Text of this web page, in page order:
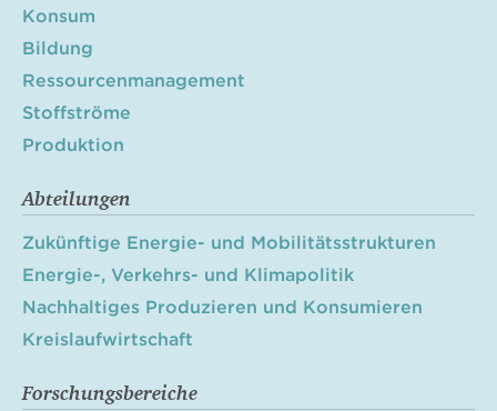
Konsum
Bildung
Ressourcenmanagement
Stoffströme
Produktion
Abteilungen
Zukünftige Energie- und Mobilitätsstrukturen
Energie-, Verkehrs- und Klimapolitik
Nachhaltiges Produzieren und Konsumieren
Kreislaufwirtschaft
Forschungsbereiche